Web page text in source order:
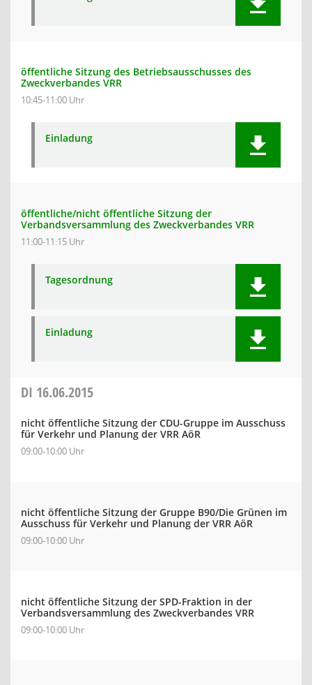
öffentliche Sitzung des Betriebsausschusses des
Zweckverbandes VRR
10:45-11:00 Uhr
Einladung
öffentliche/nicht öffentliche Sitzung der
Verbandsversammlung des Zweckverbandes VRR
11:00-11:15 Uhr
Tagesordnung
Einladung
DI 16.06.2015
nicht öffentliche Sitzung der CDU-Gruppe im Ausschuss
für Verkehr und Planung der VRR AöR
09:00-10:00 Uhr
nicht öffentliche Sitzung der Gruppe B90/Die Grünen im
Ausschuss für Verkehr und Planung der VRR AöR
09:00-10:00 Uhr
nicht öffentliche Sitzung der SPD-Fraktion in der
Verbandsversammlung des Zweckverbandes VRR
09:00-10:00 Uhr